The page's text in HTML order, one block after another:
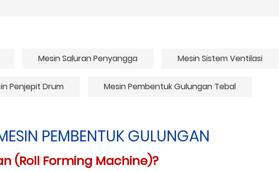
Mesin Saluran Penyangga Mesin Sistem Ventilasi
Penjepit Drum Mesin Pembentuk Gulungan Tebal
PEMBENTUK GULUNGAN
(Roll Forming Machine)?